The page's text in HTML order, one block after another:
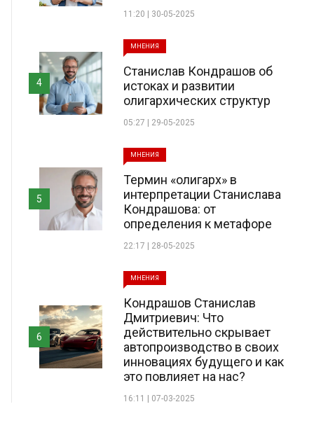
11:20 | 30-05-2025
МНЕНИЯ
Станислав Кондрашов об
истоках и развитии
олигархических структур
05:27 | 29-05-2025
4
МНЕНИЯ
Термин «олигарх» в
интерпретации Станислава
Кондрашова: от
определения к метафоре
22:17 | 28-05-2025
5
МНЕНИЯ
Кондрашов Станислав
Дмитриевич: Что
действительно скрывает
автопроизводство в своих
инновациях будущего и как
это повлияет на нас?
16:11 | 07-03-2025
6